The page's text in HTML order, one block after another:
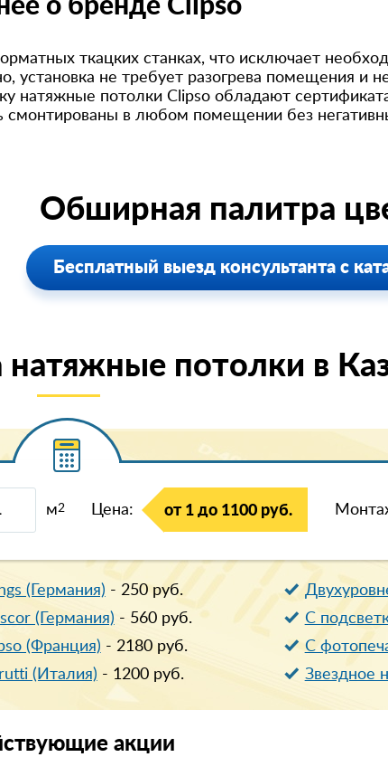
о бренде Clipso
ткацких станках, что исключает
установка не требует разогрева помещения и
натяжные потолки Clipso обладают
смонтированы в любом помещении без
Обширная палитра
Бесплатный выезд консультанта с
натяжные потолки в
м2 Цена: от 1 до 1100 руб.
(Германия) - 250руб.
С
(Германия) - 560руб.
С
(Франция) - 2180руб.
Звездное
(Италия) - 1200руб.
акции